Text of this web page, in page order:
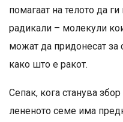
помагаат на телото да
радикали – молекули
можат да придонесат за
како што е ракот.
Сепак, кога станува
лененото семе има